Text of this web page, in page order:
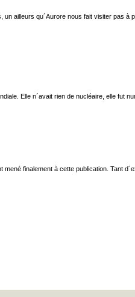
ailleurs qu´Aurore nous fait visiter pas à
Elle n´avait rien de nucléaire, elle fut
finalement à cette publication. Tant